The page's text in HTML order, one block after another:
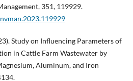
351, 119929.
Study on Influencing Parameters of
in Cattle Farm Wastewater by
Aluminum, and Iron